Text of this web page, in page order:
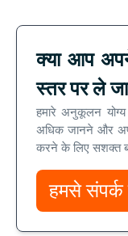
क्या आप
स्तर पर ले
हमारे अनुकूलन
अधिक जानने और
करने के लिए सशक्त
हमसे